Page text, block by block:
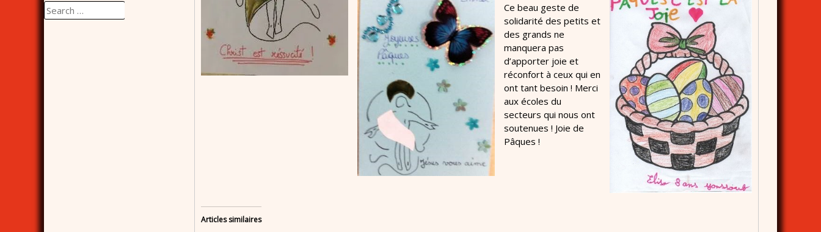
Ce beau geste de
solidarité des petits et
des grands ne
manquera pas
d’apporter joie et
réconfort à ceux qui en
ont tant besoin ! Merci
aux écoles du
secteurs qui nous ont
soutenues ! Joie de
Pâques !
Articles similaires
Search
for: